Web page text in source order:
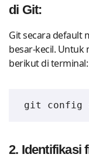
di Git:
Git secara default
besar-kecil. Untuk
berikut di terminal:
git config
2. Identifikasi